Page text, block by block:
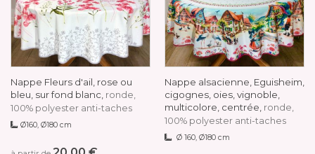
Nappe Fleurs d'ail, rose ou
bleu, sur fond blanc, ronde,
100% polyester anti-taches
Ø160, Ø180 cm
Nappe alsacienne, Eguisheim,
cigognes, oies, vignoble,
multicolore, centrée, ronde,
100% polyester anti-taches
Ø 160, Ø180 cm